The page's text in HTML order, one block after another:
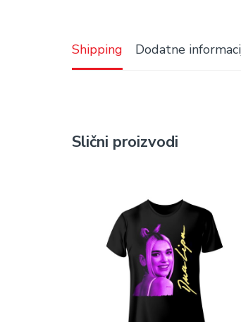
Shipping Dodatne
Slični proizvodi